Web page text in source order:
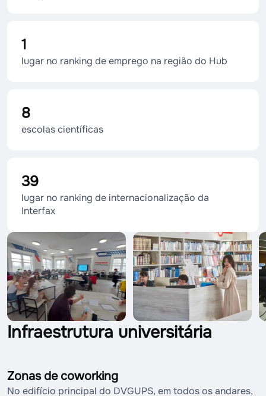
1
lugar no ranking de emprego na região do Hub
8
escolas científicas
39
lugar no ranking de internacionalização da
Interfax
Infraestrutura universitária
Zonas de coworking
No edifício principal do DVGUPS, em todos os andares,